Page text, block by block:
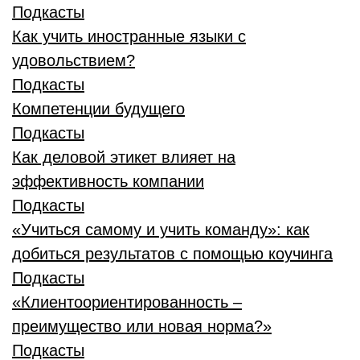
Подкасты
Как учить иностранные языки с
удовольствием?
Подкасты
Компетенции будущего
Подкасты
Как деловой этикет влияет на
эффективность компании
Подкасты
«Учиться самому и учить команду»: как
добиться результатов с помощью коучинга
Подкасты
«Клиентоориентированность –
преимущество или новая норма?»
Подкасты